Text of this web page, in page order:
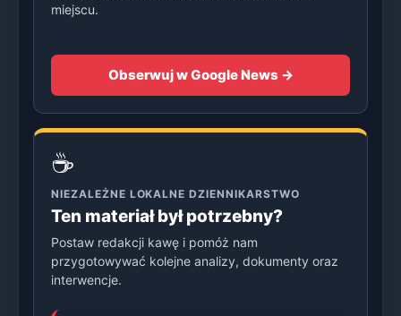
miejscu.
Obserwuj w Google News →
☕
NIEZALEŻNE LOKALNE DZIENNIKARSTWO
Ten materiał był potrzebny?
Postaw redakcji kawę i pomóż nam
przygotowywać kolejne analizy, dokumenty oraz
interwencje.